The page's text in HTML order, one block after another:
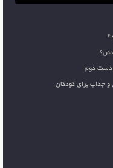
دست دوم
و جذاب برای کودکان